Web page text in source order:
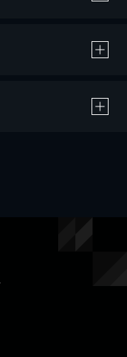
る作品の購入 / レンタルです。
、20％のポイント還元です。